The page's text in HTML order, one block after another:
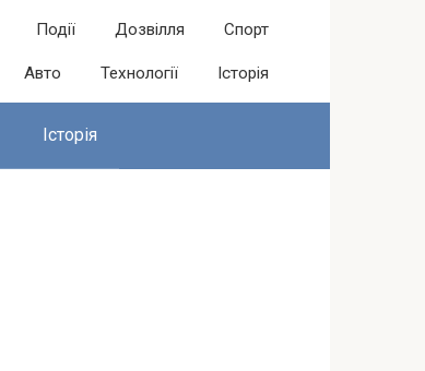
Події Дозвілля Спорт
Авто Технології Історія
Історія